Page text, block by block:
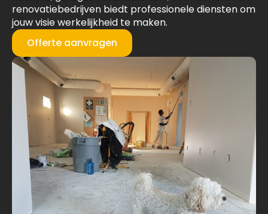
renovatiebedrijven biedt professionele diensten om
jouw visie werkelijkheid te maken.
Offerte aanvragen